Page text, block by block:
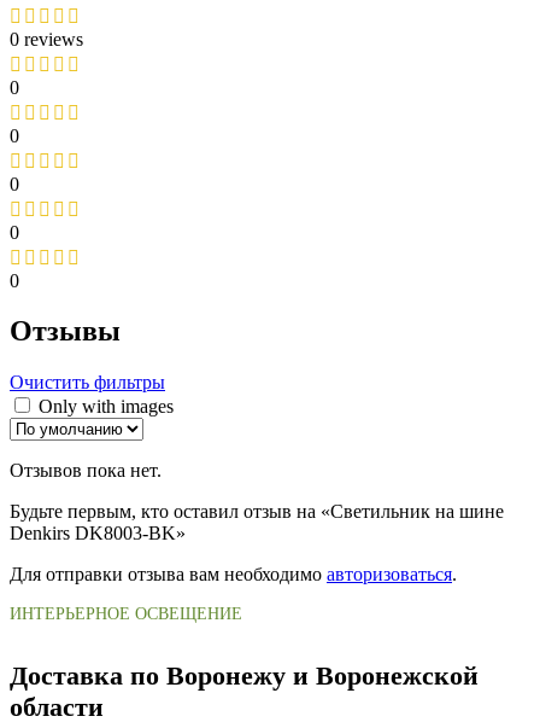
0 reviews
0
0
0
0
0
Отзывы
Очистить фильтры
Only with images
Отзывов пока нет.
Будьте первым, кто оставил отзыв на «Светильник на шине
Denkirs DK8003-BK»
Для отправки отзыва вам необходимо авторизоваться.
ИНТЕРЬЕРНОЕ ОСВЕЩЕНИЕ
Доставка по Воронежу и Воронежской
области